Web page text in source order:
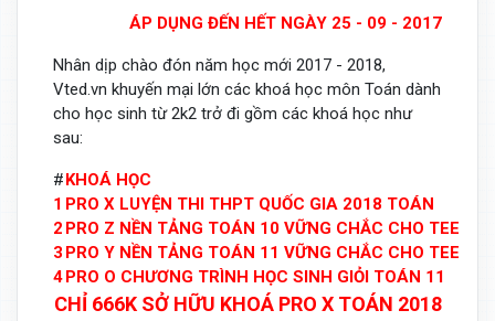
ÁP DỤNG ĐẾN HẾT NGÀY 25 - 09 - 2017
Nhân dịp chào đón năm học mới 2017 - 2018,
Vted.vn khuyến mại lớn các khoá học môn Toán dành
cho học sinh từ 2k2 trở đi gồm các khoá học như
sau:
# KHOÁ HỌC
1 PRO X LUYỆN THI THPT QUỐC GIA 2018 TOÁN
2 PRO Z NỀN TẢNG TOÁN 10 VỮNG CHẮC CHO TEEN
3 PRO Y NỀN TẢNG TOÁN 11 VỮNG CHẮC CHO TEEN
4 PRO O CHƯƠNG TRÌNH HỌC SINH GIỎI TOÁN 11
CHỈ 666K SỞ HỮU KHOÁ PRO X TOÁN 2018